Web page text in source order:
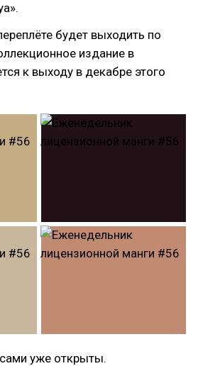
будет выходить по
издание в
к выходу в декабре этого
уже открыты.